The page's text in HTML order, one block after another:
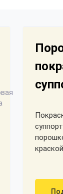
краской.